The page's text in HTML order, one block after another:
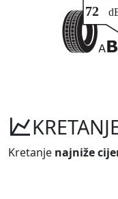
Kretanje najniže